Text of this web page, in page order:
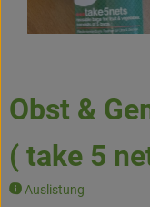
Kühltheke
Küchenzauber
Obst &
( take 5
Auslistung